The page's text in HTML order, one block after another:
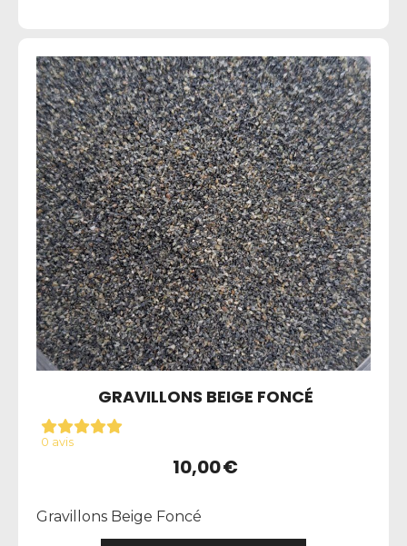
GRAVILLONS BEIGE FONCÉ
0 avis
10,00€
Gravillons Beige Foncé